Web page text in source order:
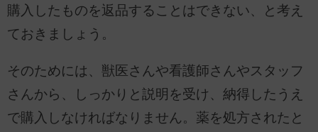
購入したものを返品することはできない、と考え
ておきましょう。
そのためには、獣医さんや看護師さんやスタッフ
さんから、しっかりと説明を受け、納得したうえ
で購入しなければなりません。薬を処方されたと